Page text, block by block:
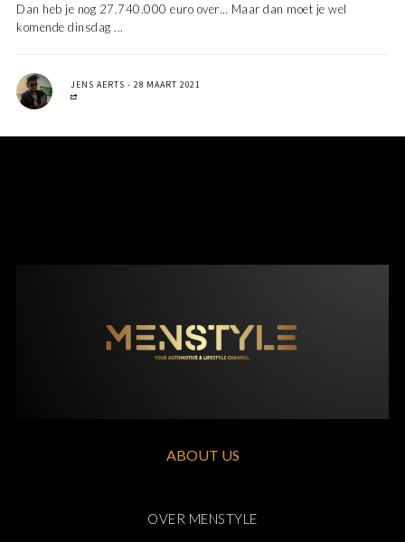
Dan heb je nog 27.740.000 euro over… Maar dan moet je wel
komende dinsdag ...
JENS AERTS 28 MAART 2021
ABOUT US
OVER MENSTYLE